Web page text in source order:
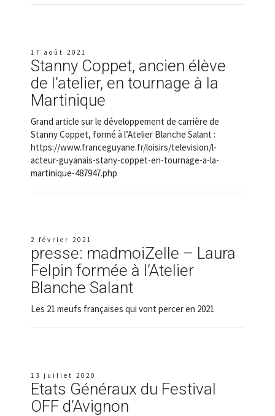
17 août 2021
Stanny Coppet, ancien élève
de l’atelier, en tournage à la
Martinique
Grand article sur le développement de carrière de
Stanny Coppet, formé à l’Atelier Blanche Salant :
https://www.franceguyane.fr/loisirs/television/l-
acteur-guyanais-stany-coppet-en-tournage-a-la-
martinique-487947.php
2 février 2021
presse: madmoiZelle – Laura
Felpin formée à l’Atelier
Blanche Salant
Les 21 meufs françaises qui vont percer en 2021
13 juillet 2020
Etats Généraux du Festival
OFF d’Avignon